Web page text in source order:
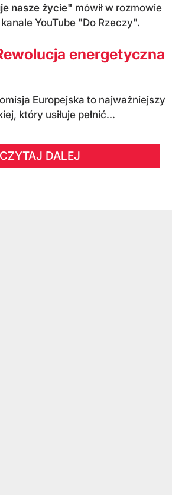
nasze życie" mówił w rozmowie
YouTube "Do Rzeczy".
energetyczna
Europejska to najważniejszy
który usiłuje pełnić...
CZYTAJ DALEJ